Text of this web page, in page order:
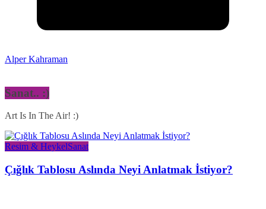
Alper Kahraman
Sanat.. :)
Art Is In The Air! :)
Resim & HeykelSanat
Çığlık Tablosu Aslında Neyi Anlatmak İstiyor?